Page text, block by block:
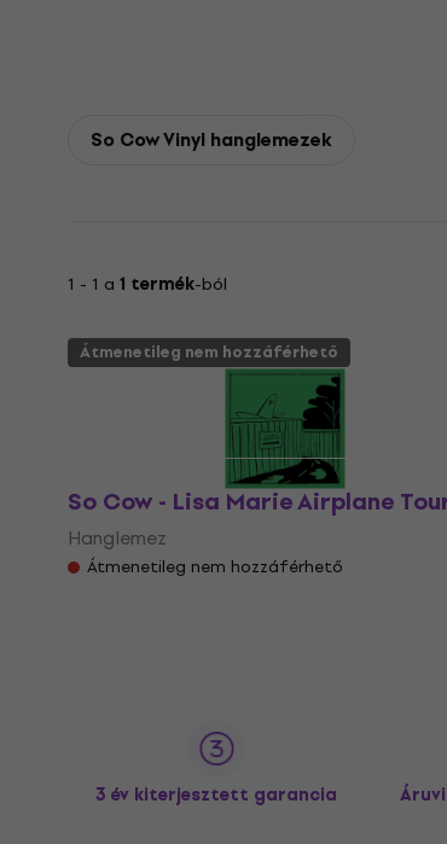
So Cow Vinyl hanglemezek
1 - 1 a 1 termék-ból
Átmenetileg nem hozzáférhető
So Cow - Lisa Marie Airplane
Hanglemez
Átmenetileg nem hozzáférhető
3 év kiterjesztett garancia